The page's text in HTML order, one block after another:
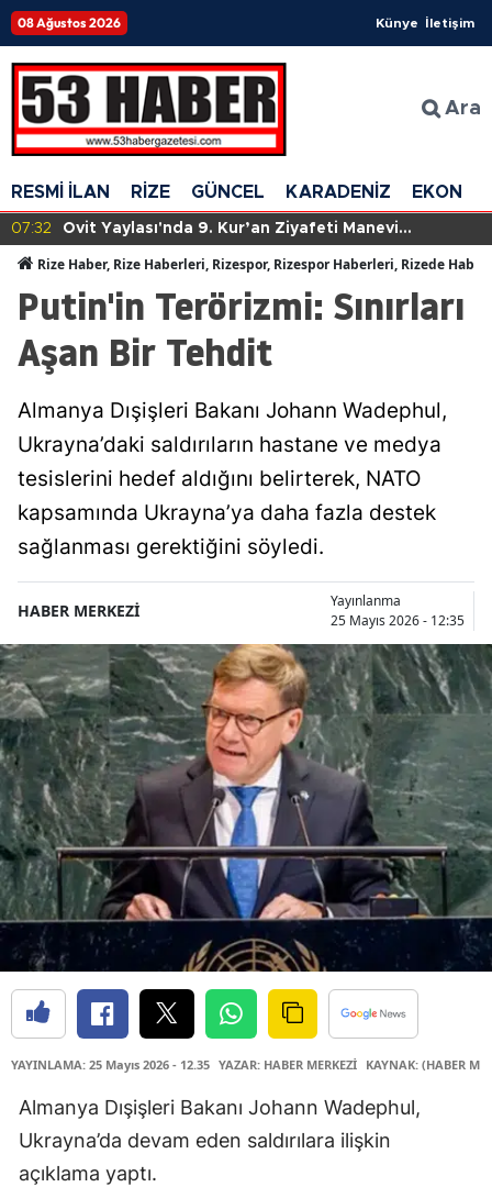
08 Ağustos 2026 Künye İletişim
Ara
RESMİ İLAN RİZE GÜNCEL KARADENİZ
07:32
Ovit Yaylası'nda 9. Kur’an Ziyafeti Manevi
Rize Haber, Rize Haberleri, Rizespor, Rizespor Haberleri, Rizede
Putin'in Terörizmi: Sınırları
Aşan Bir Tehdit
Almanya Dışişleri Bakanı Johann Wadephul,
Ukrayna’daki saldırıların hastane ve medya
tesislerini hedef aldığını belirterek, NATO
kapsamında Ukrayna’ya daha fazla destek
sağlanması gerektiğini söyledi.
HABER MERKEZİ
Yayınlanma
25 Mayıs 2026 - 12:35
YAYINLAMA: 25 Mayıs 2026 - 12.35 YAZAR: HABER MERKEZİ KAYNAK: (HABER
Almanya Dışişleri Bakanı Johann Wadephul,
Ukrayna’da devam eden saldırılara ilişkin
açıklama yaptı.